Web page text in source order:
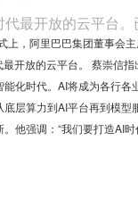
最开放的云平台。
上，阿里巴巴集团董事会
开放的云平台。 蔡崇信
化时代。AI将成为各行
层算力到AI平台再到模
他强调：“我们要打造AI时